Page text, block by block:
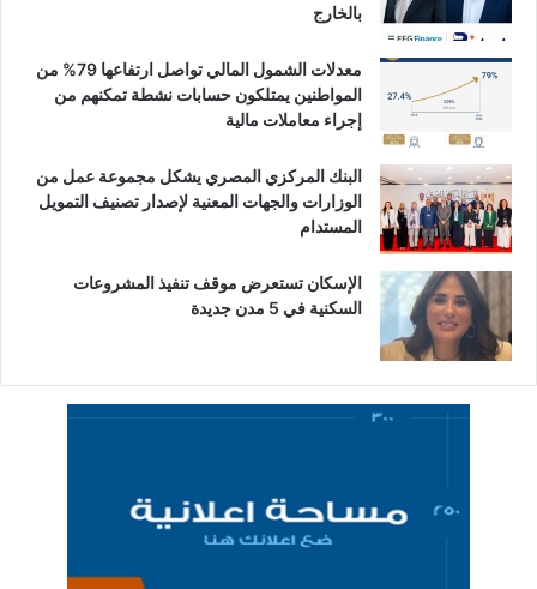
بالخارج
معدلات الشمول المالي تواصل ارتفاعها 79% من
المواطنين يمتلكون حسابات نشطة تمكنهم من
إجراء معاملات مالية
البنك المركزي المصري يشكل مجموعة عمل من
الوزارات والجهات المعنية لإصدار تصنيف التمويل
المستدام
الإسكان تستعرض موقف تنفيذ المشروعات
السكنية في 5 مدن جديدة